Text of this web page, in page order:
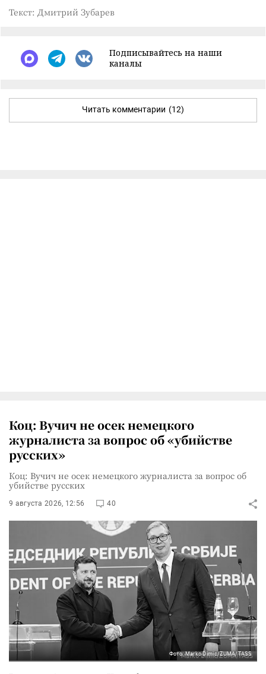
Текст: Дмитрий Зубарев
Подписывайтесь на наши
каналы
Читать комментарии (12)
Коц: Вучич не осек немецкого
журналиста за вопрос об «убийстве
русских»
Коц: Вучич не осек немецкого журналиста за вопрос об
убийстве русских
9 августа 2026, 12:56 40
Фото: Marko Dimic/ZUMA/TASS